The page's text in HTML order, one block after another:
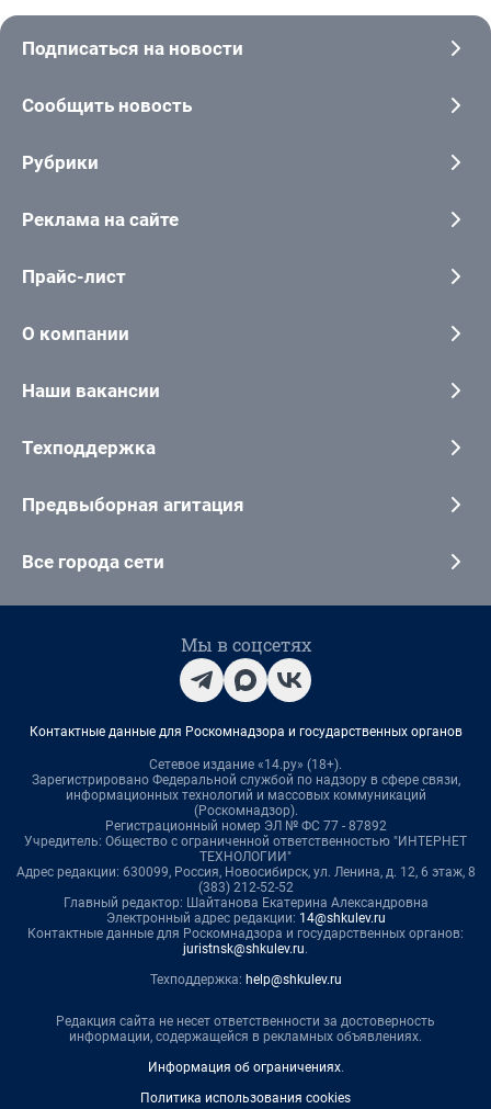
Подписаться на новости
Сообщить новость
Рубрики
Реклама на сайте
Прайс-лист
О компании
Наши вакансии
Техподдержка
Предвыборная агитация
Все города сети
Мы в соцсетях
Контактные данные для Роскомнадзора и государственных органов
Сетевое издание «14.ру» (18+).
Зарегистрировано Федеральной службой по надзору в сфере связи,
информационных технологий и массовых коммуникаций
(Роскомнадзор).
Регистрационный номер ЭЛ № ФС 77 - 87892
Учредитель: Общество с ограниченной ответственностью "ИНТЕРНЕТ
ТЕХНОЛОГИИ"
Адрес редакции: 630099, Россия, Новосибирск, ул. Ленина, д. 12, 6 этаж, 8
(383) 212-52-52
Главный редактор: Шайтанова Екатерина Александровна
Электронный адрес редакции: 14@shkulev.ru
Контактные данные для Роскомнадзора и государственных органов:
juristnsk@shkulev.ru.
Техподдержка: help@shkulev.ru
Редакция сайта не несет ответственности за достоверность
информации, содержащейся в рекламных объявлениях.
Информация об ограничениях.
Политика использования cookies